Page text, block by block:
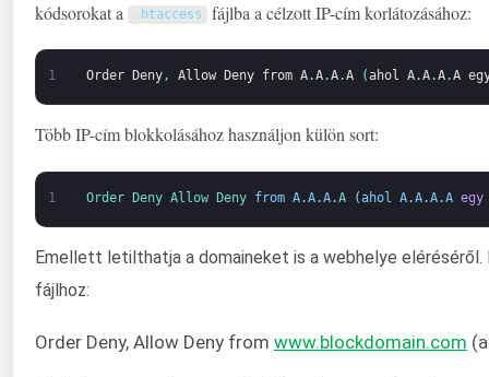
kódsorokat a . htaccess fájlba a célzott IP-cím korlátozásához:
1 Order Deny, Allow Deny from A.A.A.A (ahol A.A.A.A
Több IP-cím blokkolásához használjon külön sort:
1 Order Deny Allow Deny from A.A.A.A (ahol A.A.A.A egy
Emellett letilthatja a domaineket is a webhelye
fájlhoz:
Order Deny, Allow Deny from www.blockdomain.com